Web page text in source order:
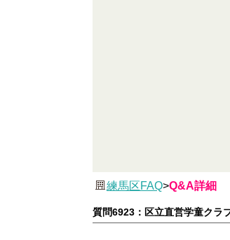
練馬区FAQ>Q&A詳細
質問6923：区立直営学童クラ